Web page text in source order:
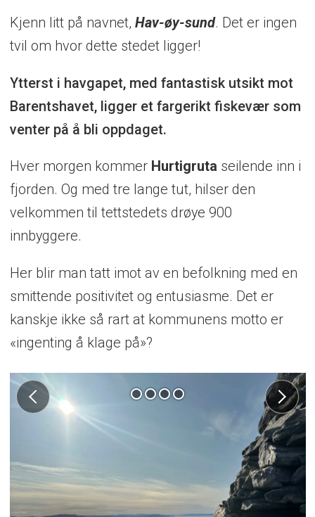
Kjenn litt på navnet, Hav-øy-sund. Det er ingen
tvil om hvor dette stedet ligger!
Ytterst i havgapet, med fantastisk utsikt mot
Barentshavet, ligger et fargerikt fiskevær som
venter på å bli oppdaget.
Hver morgen kommer Hurtigruta seilende inn i
fjorden. Og med tre lange tut, hilser den
velkommen til tettstedets drøye 900
innbyggere.
Her blir man tatt imot av en befolkning med en
smittende positivitet og entusiasme. Det er
kanskje ikke så rart at kommunens motto er
«ingenting å klage på»?